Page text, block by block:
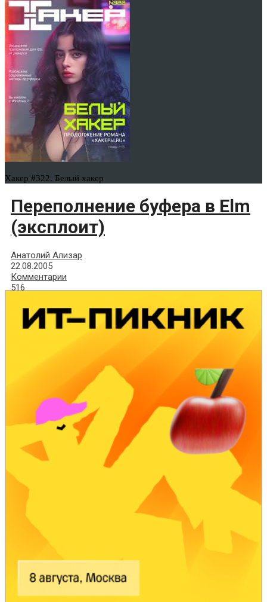
Хакер #322. Белый хакер
Переполнение буфера в Elm
(эксплоит)
Анатолий Ализар
22.08.2005
Комментарии
516